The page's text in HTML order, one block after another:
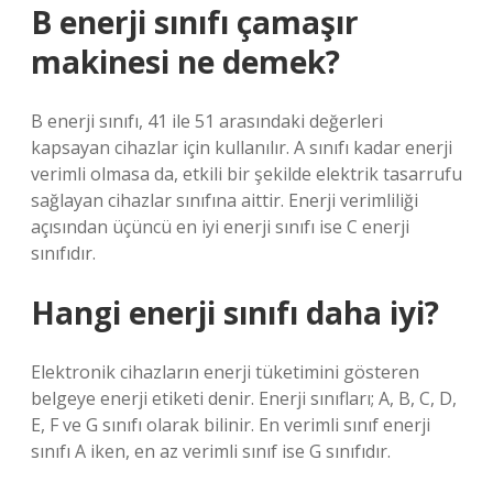
B enerji sınıfı çamaşır
makinesi ne demek?
B enerji sınıfı, 41 ile 51 arasındaki değerleri
kapsayan cihazlar için kullanılır. A sınıfı kadar enerji
verimli olmasa da, etkili bir şekilde elektrik tasarrufu
sağlayan cihazlar sınıfına aittir. Enerji verimliliği
açısından üçüncü en iyi enerji sınıfı ise C enerji
sınıfıdır.
Hangi enerji sınıfı daha iyi?
Elektronik cihazların enerji tüketimini gösteren
belgeye enerji etiketi denir. Enerji sınıfları; A, B, C, D,
E, F ve G sınıfı olarak bilinir. En verimli sınıf enerji
sınıfı A iken, en az verimli sınıf ise G sınıfıdır.